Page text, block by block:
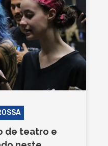
de teatro e